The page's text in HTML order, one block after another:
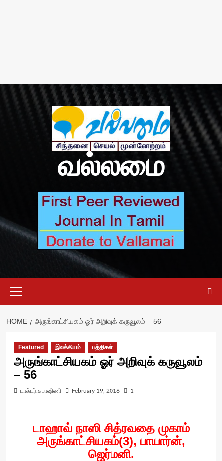
வல்லமை
Menu
HOME அருங்காட்சியகம் ஓர் அறிவுக் கருவூலம் – 56
Featured இலக்கியம் பத்திகள்
அருங்காட்சியகம் ஓர் அறிவுக் கருவூலம்
– 56
டாக்டர்.சுபாஷிணி February 19, 2016 1
டாஹாவ் நாஸி சித்ரவதை முகாம்
அருங்காட்சியகம்(3), பாயார்ன்,
ஜெர்மனி.